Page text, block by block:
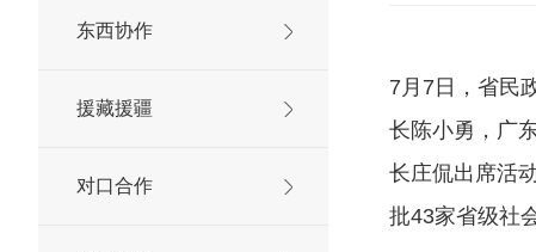
东西协作
援藏援疆
对口合作
7月7日，省民
长陈小勇，广
长庄侃出席活
批43家省级社